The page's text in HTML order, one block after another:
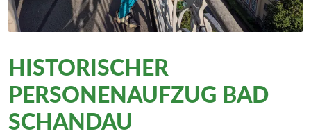
HISTORISCHER
PERSONENAUFZUG BAD
SCHANDAU